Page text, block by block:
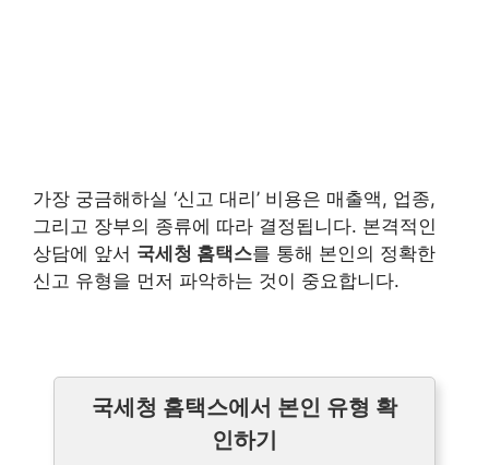
가장 궁금해하실 ‘신고 대리’ 비용은 매출액, 업종,
그리고 장부의 종류에 따라 결정됩니다. 본격적인
상담에 앞서 국세청 홈택스를 통해 본인의 정확한
신고 유형을 먼저 파악하는 것이 중요합니다.
국세청 홈택스에서 본인 유형 확
인하기